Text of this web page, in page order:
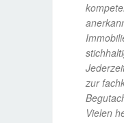
zur
Vielen